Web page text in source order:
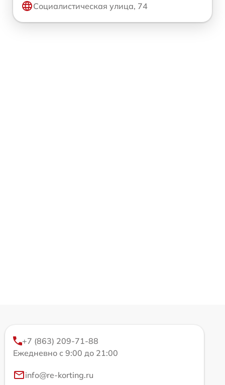
Социалистическая улица, 74
+7 (863) 209-71-88
Ежедневно с 9:00 до 21:00
info@re-korting.ru